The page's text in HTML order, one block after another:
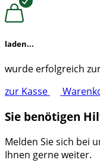
laden...
wurde erfolgreich
zur Kasse
Sie benötigen
Melden Sie sich bei
Ihnen gerne weiter.